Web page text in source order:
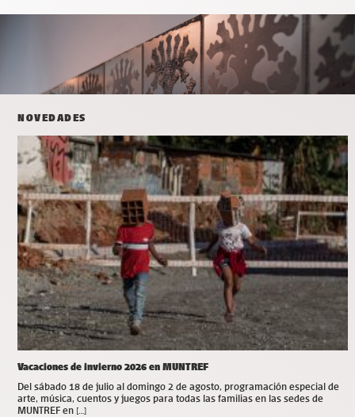
NOVEDADES
Vacaciones de invierno 2026 en MUNTREF
Del sábado 18 de julio al domingo 2 de agosto, programación especial de
arte, música, cuentos y juegos para todas las familias en las sedes de
MUNTREF en […]